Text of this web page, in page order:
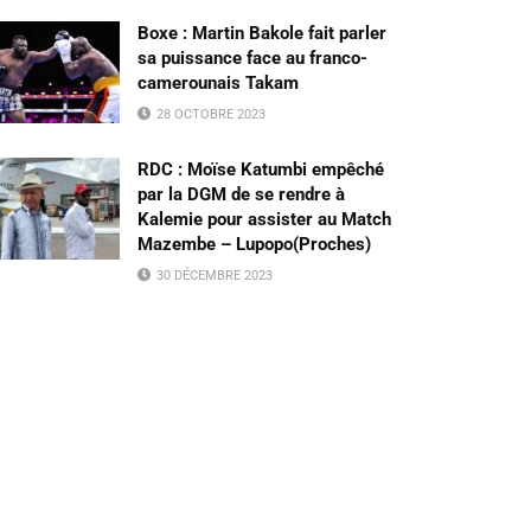
Boxe : Martin Bakole fait parler
sa puissance face au franco-
camerounais Takam
28 OCTOBRE 2023
RDC : Moïse Katumbi empêché
par la DGM de se rendre à
Kalemie pour assister au Match
Mazembe – Lupopo(Proches)
30 DÉCEMBRE 2023